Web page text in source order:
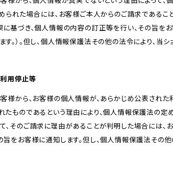
められた場合には、お客様ご本人からのご請求である
に基づき、個人情報の内容の訂正等を行い、その旨
す。）。但し、個人情報保護法その他の法令により、
用停止等
客様から、お客様の個人情報が、あらかじめ公表さ
たものであるという理由により、個人情報保護法の定
、そのご請求に理由があることが判明した場合には
旨をお客様に通知します。但し、個人情報保護法その